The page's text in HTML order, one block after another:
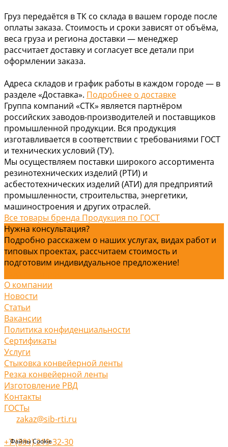
Файлы Cookie
Груз передаётся в ТК со склада в вашем городе после
оплаты заказа. Стоимость и сроки зависят от объёма,
веса груза и региона доставки — менеджер
рассчитает доставку и согласует все детали при
оформлении заказа.
Адреса складов и график работы в каждом городе — в
разделе «Доставка». Подробнее о доставке
Группа компаний «СТК» является партнёром
российских заводов-производителей и поставщиков
промышленной продукции. Вся продукция
изготавливается в соответствии с требованиями ГОСТ
и технических условий (ТУ).
Мы осуществляем поставки широкого ассортимента
резинотехнических изделий (РТИ) и
асбестотехнических изделий (АТИ) для предприятий
промышленности, строительства, энергетики,
машиностроения и других отраслей.
Все товары бренда Продукция по ГОСТ
Нужна консультация?
Подробно расскажем о наших услугах, видах работ и
типовых проектах, рассчитаем стоимость и
подготовим индивидуальное предложение!
О компании
Новости
Статьи
Вакансии
Политика конфиденциальности
Сертификаты
Услуги
Стыковка конвейерной ленты
Резка конвейерной ленты
Изготовление РВД
Контакты
ГОСТы
zakaz@sib-rti.ru
+7 (391) 219-32-30